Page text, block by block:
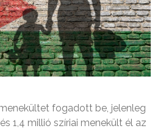
fogadott be, jelenleg
1,4 millió szíriai menekült él az